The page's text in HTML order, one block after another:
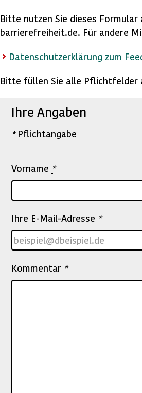
Bitte nutzen Sie dieses
barrierefreiheit.de. Für andere
Datenschutzerklärung zum
Bitte füllen Sie alle Pflichtfelder
Ihre Angaben
*Pflichtangabe
Vorname *
Ihre E-Mail-Adresse *
Kommentar *